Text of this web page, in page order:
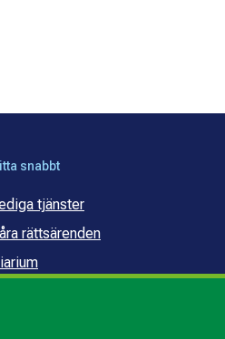
snabbt
tjänster
rättsärenden